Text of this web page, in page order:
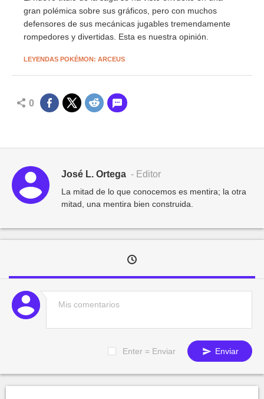
gran polémica sobre sus gráficos, pero con muchos
defensores de sus mecánicas jugables tremendamente
rompedores y divertidas. Esta es nuestra opinión.
LEYENDAS POKÉMON: ARCEUS
0
José L. Ortega - Editor
La mitad de lo que conocemos es mentira; la otra
mitad, una mentira bien construida.
Enter = Enviar Enviar